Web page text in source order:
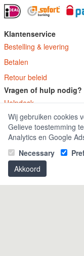
Klantenservice
Bestelling & levering
Betalen
Retour beleid
Vragen of hulp nodig?
Helpdesk
FAQ
Platform
PC
XBOX
Playstation
Contact
Wij gebruiken cookies
Gelieve toestemming
Analytics en Google
Necessary
Akkoord